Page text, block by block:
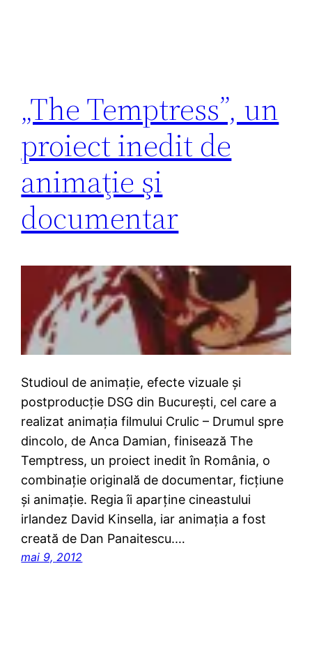
„The Temptress”, un
proiect inedit de
animaţie şi
documentar
Studioul de animaţie, efecte vizuale şi
postproducţie DSG din Bucureşti, cel care a
realizat animaţia filmului Crulic – Drumul spre
dincolo, de Anca Damian, finisează The
Temptress, un proiect inedit în România, o
combinaţie originală de documentar, ficţiune
şi animaţie. Regia îi aparţine cineastului
irlandez David Kinsella, iar animaţia a fost
creată de Dan Panaitescu.…
mai 9, 2012